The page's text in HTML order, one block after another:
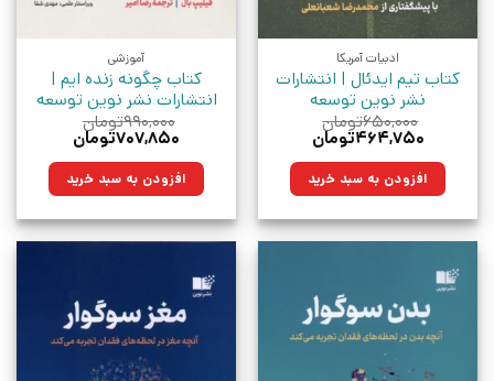
ادبیات آمریکا
کتاب تیم ایدئال | انتشارات
نشر نوین توسعه
۶۵۰,۰۰۰تومان
قیمت
۶۵۰,۰۰۰تومان
بود.
۴۶۴,۷۵۰تومان
۴۶۴,۷۵۰تومان.افزودن به سبد خرید
آموزشی
کتاب چگونه زنده ایم |
انتشارات نشر نوین توسعه
۹۹۰,۰۰۰تومان
قیمت
۹۹۰,۰۰۰تومان
بود.
۷۰۷,۸۵۰تومان
۷۰۷,۸۵۰تومان.افزودن به سبد خرید